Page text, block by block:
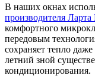
В наших окнах
производителя Ларта
комфортного
передовым
сохраняет тепло
летний зной
кондиционирования.